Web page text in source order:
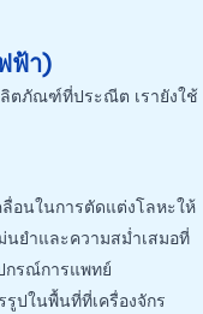
ฟ้า)
ตภัณฑ์ที่ประณีต เรายังใช้
อนในการตัดแต่งโลหะให้
ยำและความสม่ำเสมอที่
กรณ์การแพทย์
รูปในพื้นที่ที่เครื่องจักร